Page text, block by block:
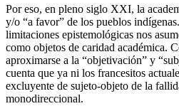
Por eso, en pleno siglo XXI, la
y/o “a favor” de los pueblos
limitaciones epistemológicas nos
como objetos de caridad académica.
aproximarse a la “objetivación” y
cuenta que ya ni los francesitos
excluyente de sujeto-objeto de la
monodireccional.